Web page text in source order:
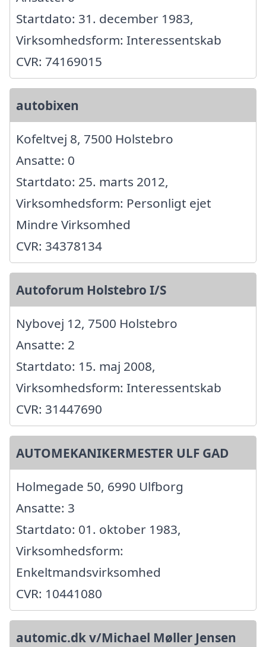
Startdato: 31. december 1983,
Virksomhedsform: Interessentskab
CVR: 74169015
autobixen
Kofeltvej 8, 7500 Holstebro
Ansatte: 0
Startdato: 25. marts 2012,
Virksomhedsform: Personligt ejet
Mindre Virksomhed
CVR: 34378134
Autoforum Holstebro I/S
Nybovej 12, 7500 Holstebro
Ansatte: 2
Startdato: 15. maj 2008,
Virksomhedsform: Interessentskab
CVR: 31447690
AUTOMEKANIKERMESTER ULF GAD
Holmegade 50, 6990 Ulfborg
Ansatte: 3
Startdato: 01. oktober 1983,
Virksomhedsform:
Enkeltmandsvirksomhed
CVR: 10441080
automic.dk v/Michael Møller Jensen